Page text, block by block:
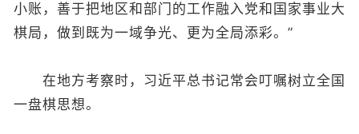
小账，善于把地区和部门的工作融入党和国家事业大
棋局，做到既为一域争光、更为全局添彩。”
在地方考察时，习近平总书记常会叮嘱树立全国
一盘棋思想。